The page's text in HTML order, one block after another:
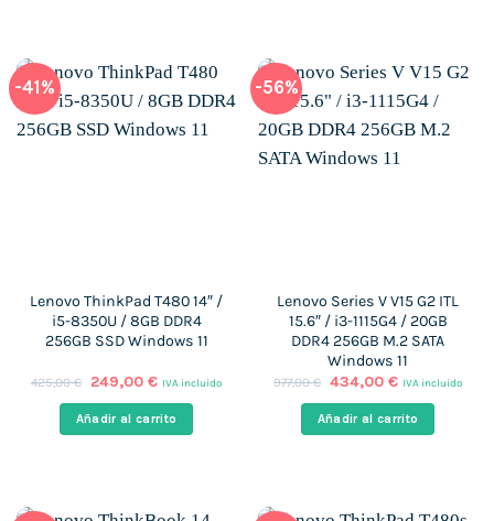
-41%
Lenovo ThinkPad T480 14″ /
i5-8350U / 8GB DDR4
256GB SSD Windows 11
425,00€
El
original
era:
249,00 €El
actual
es:
IVA incluido
Añadir al carrito
-56%
Lenovo Series V V15 G2 ITL
15.6″ / i3-1115G4 / 20GB
DDR4 256GB M.2 SATA
Windows 11
977,00€ El
original
era:
434,00 €El
actual
es:
IVA incluido
Añadir al carrito